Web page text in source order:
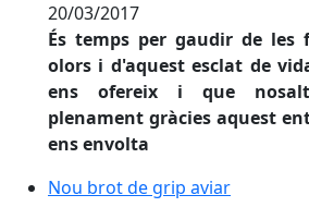
20/03/2017
És temps per gaudir de les
olors i d'aquest esclat de
ens ofereix i que
plenament gràcies aquest
ens envolta
Nou brot de grip aviar
Nou brot de grip aviar